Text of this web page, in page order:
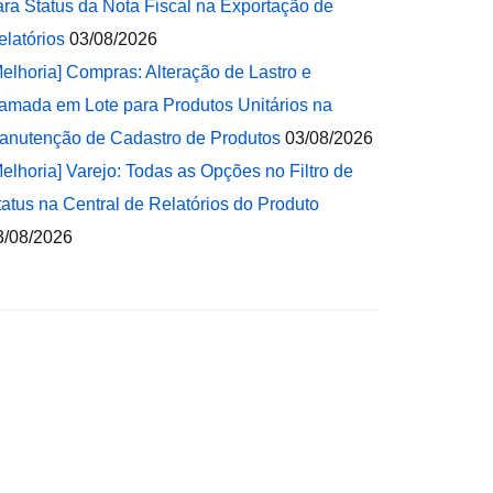
Status da Nota Fiscal na Exportação de
03/08/2026
Compras: Alteração de Lastro e
em Lote para Produtos Unitários na
de Cadastro de Produtos 03/08/2026
Varejo: Todas as Opções no Filtro de
na Central de Relatórios do Produto
08/2026